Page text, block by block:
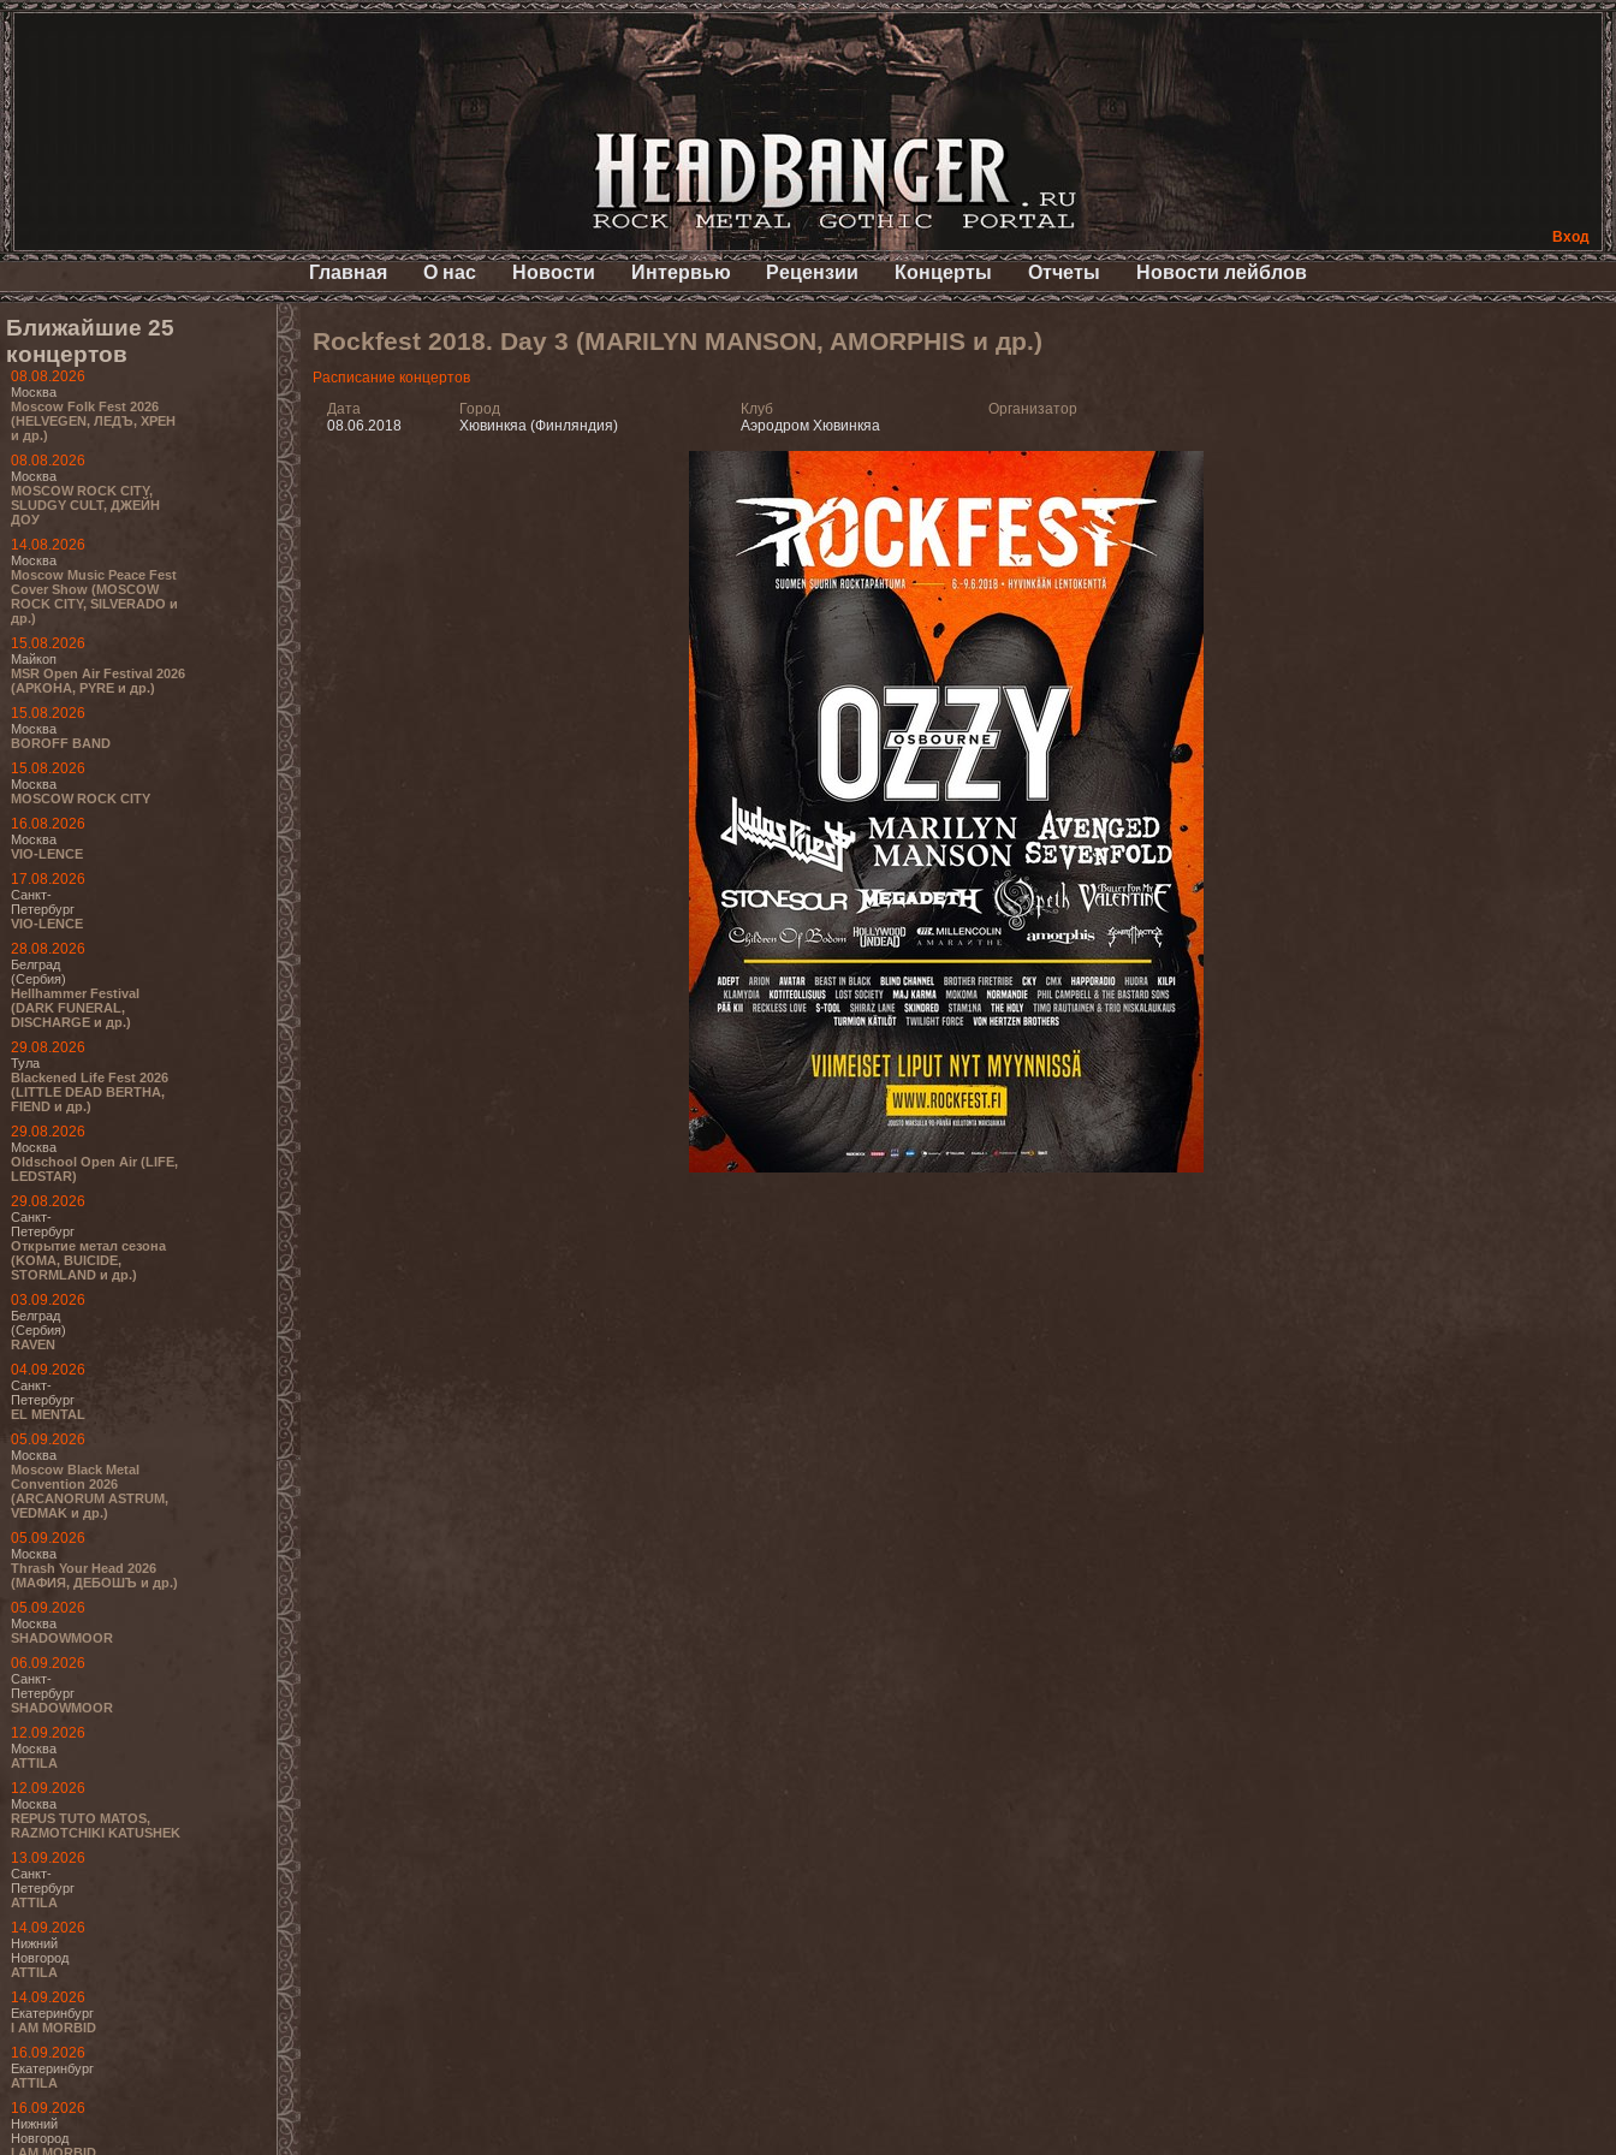
Вход
Главная О нас Новости Интервью Рецензии Концерты Отчеты Новости лейблов
Ближайшие 25
концертов
08.08.2026
Москва
Moscow Folk Fest 2026
(HELVEGEN, ЛЕДЪ, ХРЕН
и др.)
08.08.2026
Москва
MOSCOW ROCK CITY,
SLUDGY CULT, ДЖЕЙН
ДОУ
14.08.2026
Москва
Moscow Music Peace Fest
Cover Show (MOSCOW
ROCK CITY, SILVERADO и
др.)
15.08.2026
Майкоп
MSR Open Air Festival 2026
(АРКОНА, PYRE и др.)
15.08.2026
Москва
BOROFF BAND
15.08.2026
Москва
MOSCOW ROCK CITY
16.08.2026
Москва
VIO-LENCE
17.08.2026
Санкт-
Петербург
VIO-LENCE
28.08.2026
Белград
(Сербия)
Hellhammer Festival
(DARK FUNERAL,
DISCHARGE и др.)
29.08.2026
Тула
Blackened Life Fest 2026
(LITTLE DEAD BERTHA,
FIEND и др.)
29.08.2026
Москва
Oldschool Open Air (LIFE,
LEDSTAR)
29.08.2026
Санкт-
Петербург
Открытие метал сезона
(KOMA, BUICIDE,
STORMLAND и др.)
03.09.2026
Белград
(Сербия)
RAVEN
04.09.2026
Санкт-
Петербург
EL MENTAL
05.09.2026
Москва
Moscow Black Metal
Convention 2026
(ARCANORUM ASTRUM,
VEDMAK и др.)
05.09.2026
Москва
Thrash Your Head 2026
(МАФИЯ, ДЕБОШЪ и др.)
05.09.2026
Москва
SHADOWMOOR
06.09.2026
Санкт-
Петербург
SHADOWMOOR
12.09.2026
Москва
ATTILA
12.09.2026
Москва
REPUS TUTO MATOS,
RAZMOTCHIKI KATUSHEK
13.09.2026
Санкт-
Петербург
ATTILA
14.09.2026
Нижний
Новгород
ATTILA
14.09.2026
Екатеринбург
I AM MORBID
16.09.2026
Екатеринбург
ATTILA
16.09.2026
Нижний
Новгород
Rockfest 2018. Day 3 (MARILYN MANSON, AMORPHIS и др.)
Расписание концертов
Дата
08.06.2018
Город
Хювинкяа (Финляндия)
Клуб
Аэродром Хювинкяа
Организатор